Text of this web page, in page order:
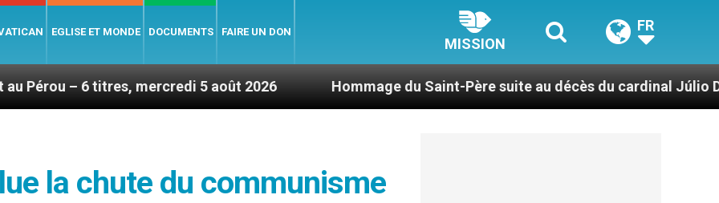
EGLISE ET MONDE DOCUMENTS FAIRE UN DON
MISSION
FR
mercredi 5 août 2026 Hommage du Saint-Père suite au décès du cardinal Júlio Duarte Langa
la chute du communisme